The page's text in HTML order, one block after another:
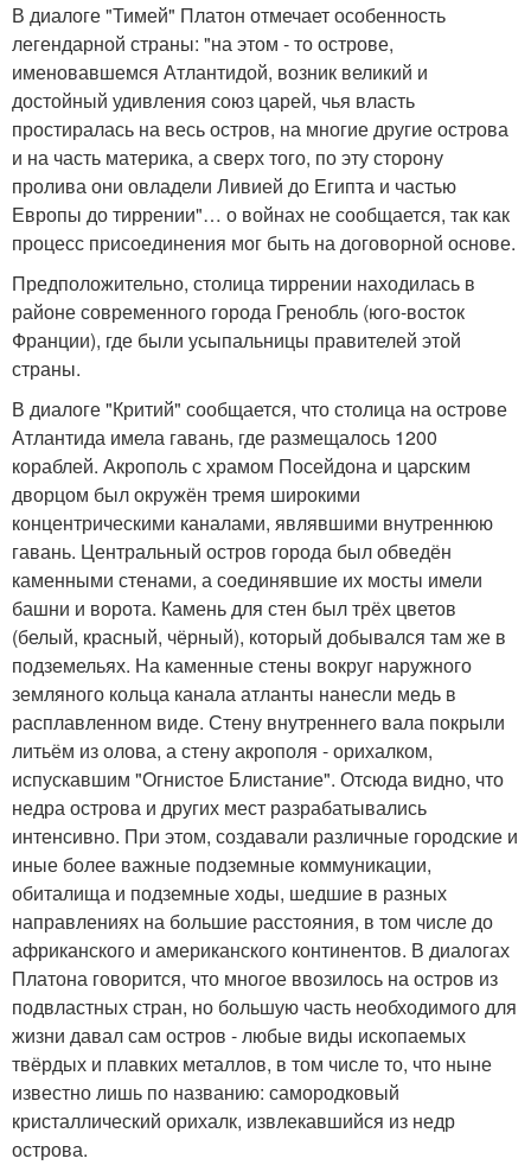
В диалоге "Тимей" Платон отмечает особенность
легендарной страны: "на этом - то острове,
именовавшемся Атлантидой, возник великий и
достойный удивления союз царей, чья власть
простиралась на весь остров, на многие другие острова
и на часть материка, а сверх того, по эту сторону
пролива они овладели Ливией до Египта и частью
Европы до тиррении"… о войнах не сообщается, так как
процесс присоединения мог быть на договорной основе.
Предположительно, столица тиррении находилась в
районе современного города Гренобль (юго-восток
Франции), где были усыпальницы правителей этой
страны.
В диалоге "Критий" сообщается, что столица на острове
Атлантида имела гавань, где размещалось 1200
кораблей. Акрополь с храмом Посейдона и царским
дворцом был окружён тремя широкими
концентрическими каналами, являвшими внутреннюю
гавань. Центральный остров города был обведён
каменными стенами, а соединявшие их мосты имели
башни и ворота. Камень для стен был трёх цветов
(белый, красный, чёрный), который добывался там же в
подземельях. На каменные стены вокруг наружного
земляного кольца канала атланты нанесли медь в
расплавленном виде. Стену внутреннего вала покрыли
литьём из олова, а стену акрополя - орихалком,
испускавшим "Огнистое Блистание". Отсюда видно, что
недра острова и других мест разрабатывались
интенсивно. При этом, создавали различные городские и
иные более важные подземные коммуникации,
обиталища и подземные ходы, шедшие в разных
направлениях на большие расстояния, в том числе до
африканского и американского континентов. В диалогах
Платона говорится, что многое ввозилось на остров из
подвластных стран, но большую часть необходимого для
жизни давал сам остров - любые виды ископаемых
твёрдых и плавких металлов, в том числе то, что ныне
известно лишь по названию: самородковый
кристаллический орихалк, извлекавшийся из недр
острова.